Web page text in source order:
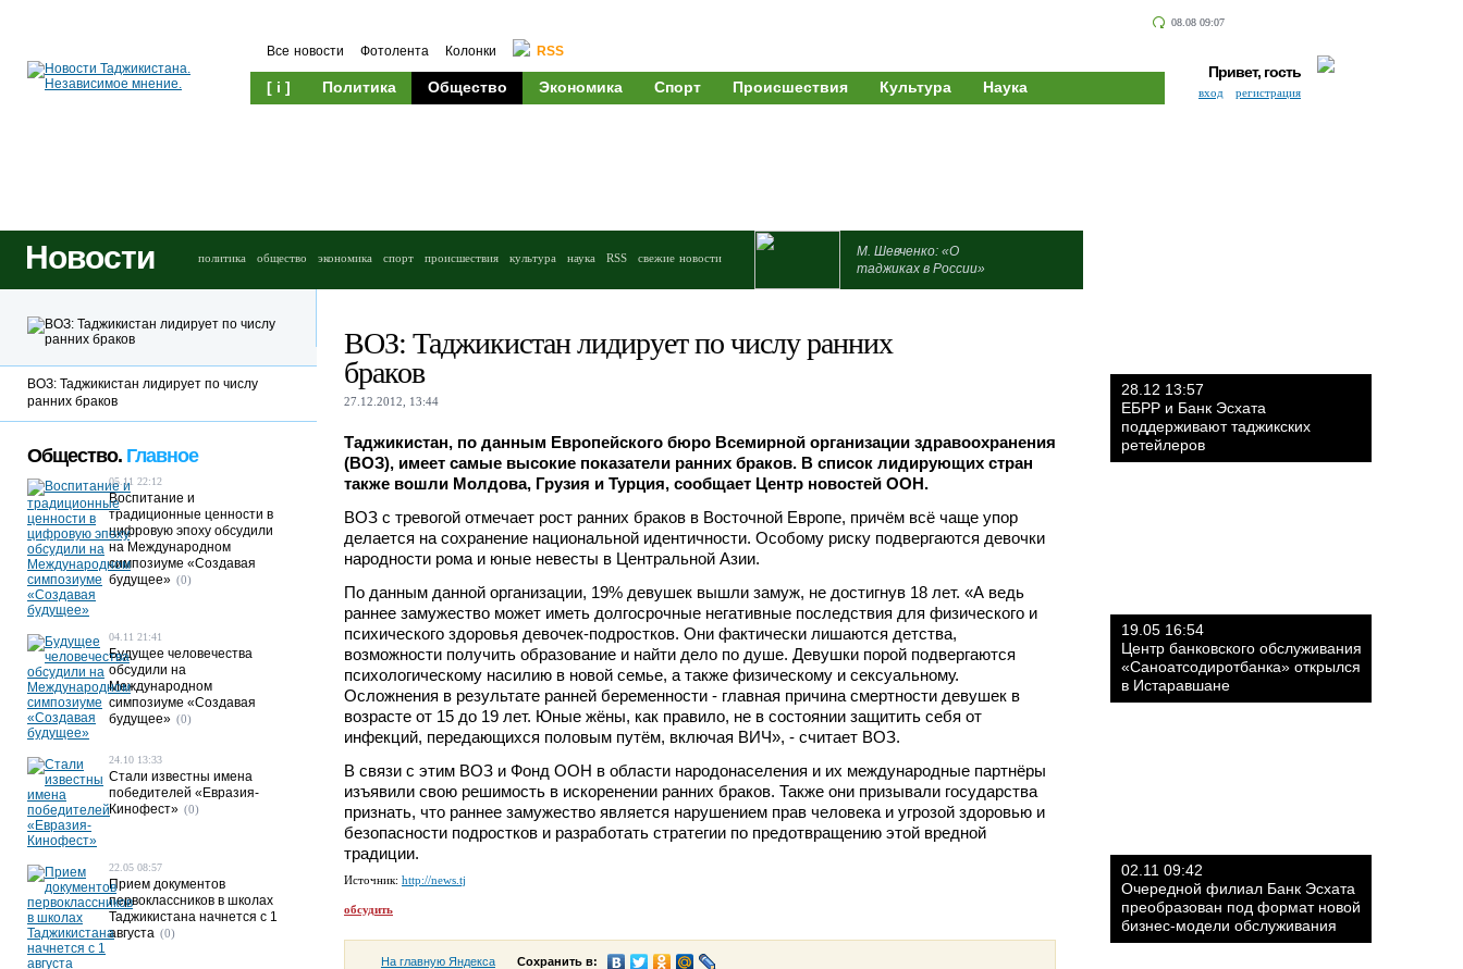
08.08 09:07
Все новости Фотолента Колонки RSS
[ i ] Политика Общество Экономика Спорт Происшествия Культура Наука
Привет, гость
вход регистрация
Новости политика общество экономика спорт происшествия культура наука RSS свежие новости
М. Шевченко: «О
таджиках в России»
ВОЗ: Таджикистан лидирует по числу ранних
браков
27.12.2012, 13:44
Таджикистан, по данным Европейского бюро Всемирной организации здравоохранения
(ВОЗ), имеет самые высокие показатели ранних браков. В список лидирующих стран
также вошли Молдова, Грузия и Турция, сообщает Центр новостей ООН.
ВОЗ с тревогой отмечает рост ранних браков в Восточной Европе, причём всё чаще упор
делается на сохранение национальной идентичности. Особому риску подвергаются девочки
народности рома и юные невесты в Центральной Азии.
По данным данной организации, 19% девушек вышли замуж, не достигнув 18 лет. «А ведь
раннее замужество может иметь долгосрочные негативные последствия для физического и
психического здоровья девочек-подростков. Они фактически лишаются детства,
возможности получить образование и найти дело по душе. Девушки порой подвергаются
психологическому насилию в новой семье, а также физическому и сексуальному.
Осложнения в результате ранней беременности - главная причина смертности девушек в
возрасте от 15 до 19 лет. Юные жёны, как правило, не в состоянии защитить себя от
инфекций, передающихся половым путём, включая ВИЧ», - считает ВОЗ.
В связи с этим ВОЗ и Фонд ООН в области народонаселения и их международные партнёры
изъявили свою решимость в искоренении ранних браков. Также они призывали государства
признать, что раннее замужество является нарушением прав человека и угрозой здоровью и
безопасности подростков и разработать стратегии по предотвращению этой вредной
традиции.
Источник: http://news.tj
обсудить
На главную Яндекса Сохранить в:
ВОЗ: Таджикистан лидирует по числу
ранних браков
Общество. Главное
05.11 22:12
Воспитание и
традиционные ценности в
цифровую эпоху обсудили
на Международном
симпозиуме «Создавая
будущее» (0)
04.11 21:41
Будущее человечества
обсудили на
Международном
симпозиуме «Создавая
будущее» (0)
24.10 13:33
Стали известны имена
победителей «Евразия-
Кинофест» (0)
22.05 08:57
Прием документов
первоклассников в школах
Таджикистана начнется с 1
августа (0)
28.12 13:57
ЕБРР и Банк Эсхата
поддерживают таджикских
ретейлеров
19.05 16:54
Центр банковского обслуживания
«Саноатсодиротбанка» открылся
в Истаравшане
02.11 09:42
Очередной филиал Банк Эсхата
преобразован под формат новой
бизнес-модели обслуживания